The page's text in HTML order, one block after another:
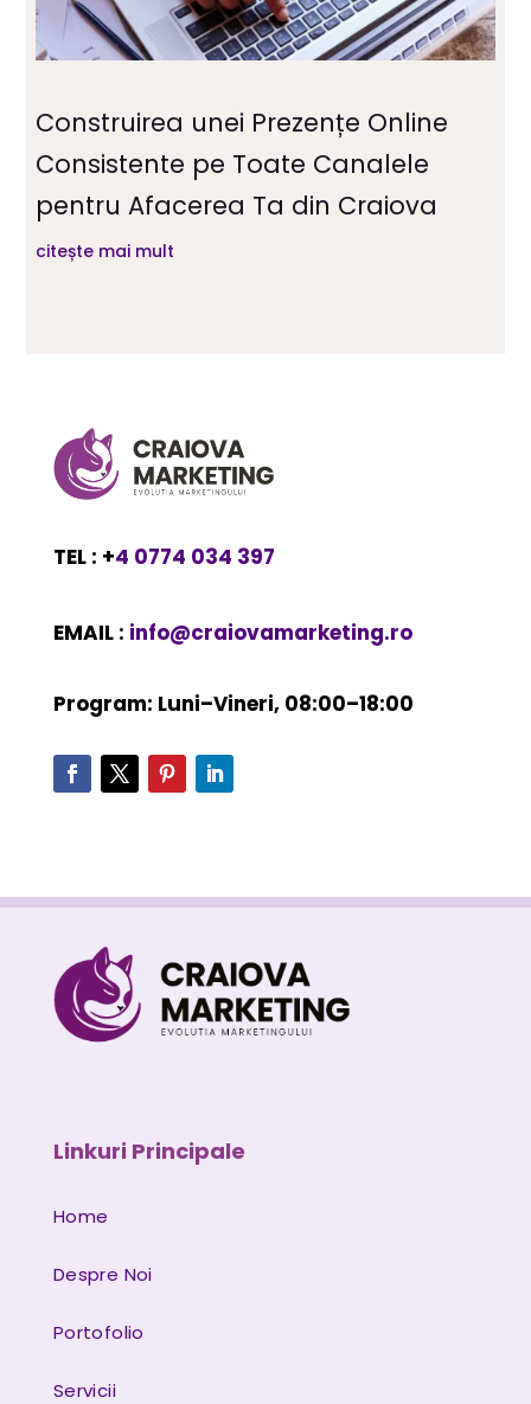
Construirea unei Prezențe Online
Consistente pe Toate Canalele
pentru Afacerea Ta din Craiova
citește mai mult
TEL : +4 0774 034 397
EMAIL : info@craiovamarketing.ro
Program: Luni–Vineri, 08:00–18:00
Linkuri Principale
Home
Despre Noi
Portofolio
Servicii